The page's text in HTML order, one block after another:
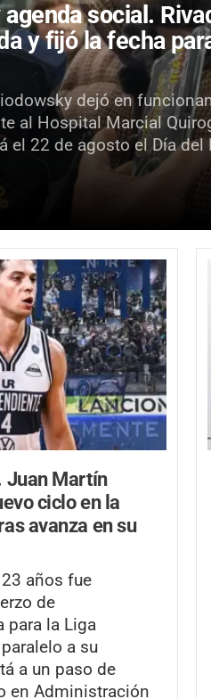
social.
y fijó la fecha
dejó en
al Hospital Marcial
el 22 de agosto el Día
Juan Martín
ciclo en la
avanza en su
años fue
de
para la Liga
a su
a un paso de
en Administración